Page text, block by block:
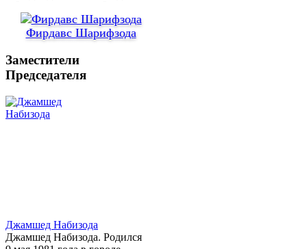
Фирдавс Шарифзода
Заместители
Председателя
Джамшед Набизода
Джамшед Набизода. Родился